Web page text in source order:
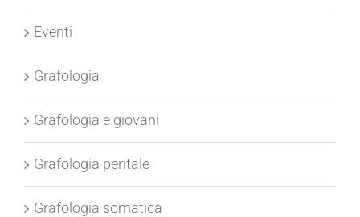
Eventi
Grafologia
Grafologia e giovani
Grafologia peritale
Grafologia somatica